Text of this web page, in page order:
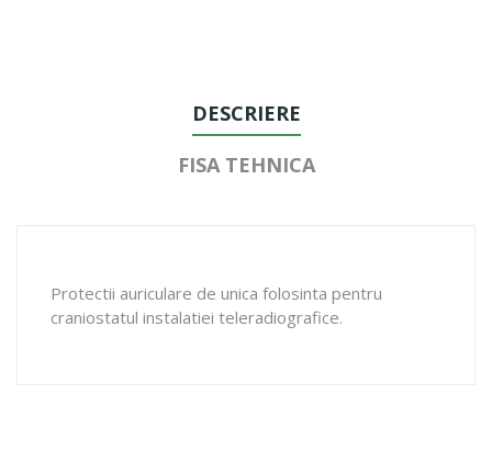
DESCRIERE
FISA TEHNICA
Protectii auriculare de unica folosinta pentru
craniostatul instalatiei teleradiografice.